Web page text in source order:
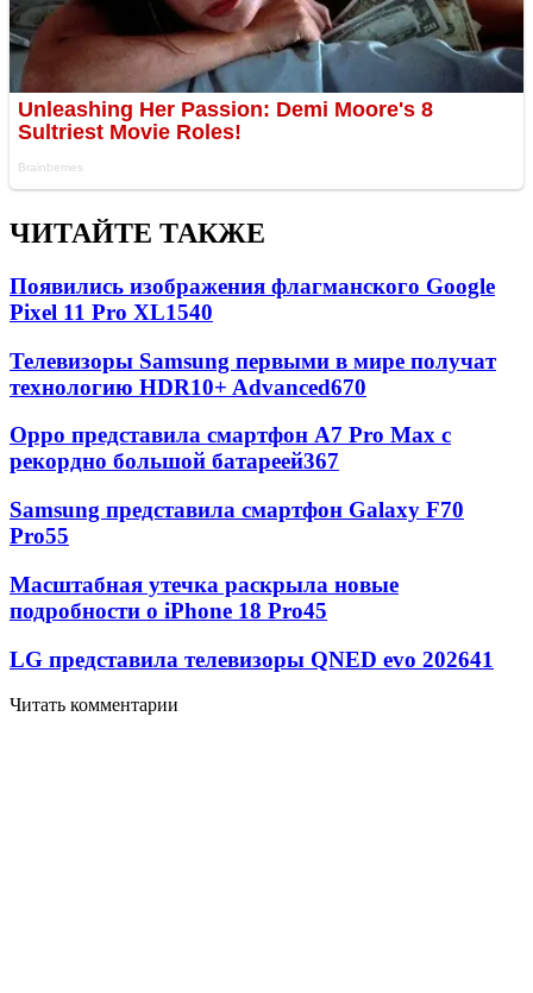
ЧИТАЙТЕ ТАКЖЕ
Появились изображения флагманского Google
Pixel 11 Pro XL1540
Телевизоры Samsung первыми в мире получат
технологию HDR10+ Advanced670
Oppo представила смартфон A7 Pro Max с
рекордно большой батареей367
Samsung представила смартфон Galaxy F70
Pro55
Масштабная утечка раскрыла новые
подробности о iPhone 18 Pro45
LG представила телевизоры QNED evo 202641
Читать комментарии